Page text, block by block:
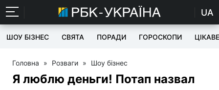
UA
ШОУ БІЗНЕС СВЯТА ПОРАДИ ГОРОСКОПИ ЦІКАВЕ
Головна » Розваги » Шоу бізнес
Я люблю деньги! Потап назвал